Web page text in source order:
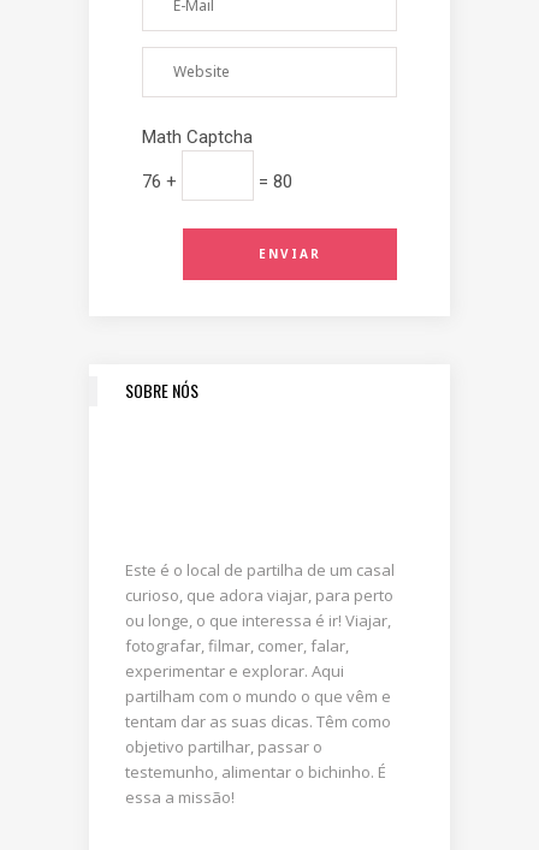
Math Captcha
76 + = 80
SOBRE NÓS
Este é o local de partilha de um casal
curioso, que adora viajar, para perto
ou longe, o que interessa é ir! Viajar,
fotografar, filmar, comer, falar,
experimentar e explorar. Aqui
partilham com o mundo o que vêm e
tentam dar as suas dicas. Têm como
objetivo partilhar, passar o
testemunho, alimentar o bichinho. É
essa a missão!